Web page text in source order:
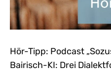
Hör-Tipp: Podcast
Bairisch-KI: Drei